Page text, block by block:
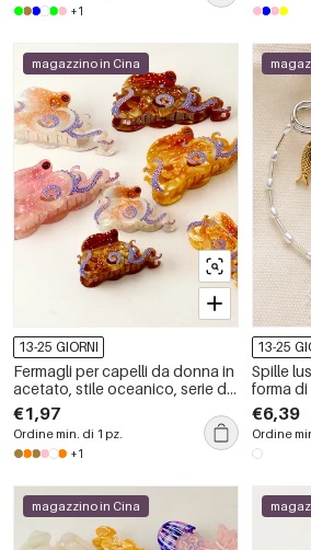
+1
magazzino in Cina
13-25 GIORNI
Fermagli per capelli da donna in
acetato, stile oceanico, serie di
lusso.
€1,97
Ordine min. di 1 pz.
+1
13-25
Spille
forma di
in
carati
€6,39
Ordine
magazzino in Cina